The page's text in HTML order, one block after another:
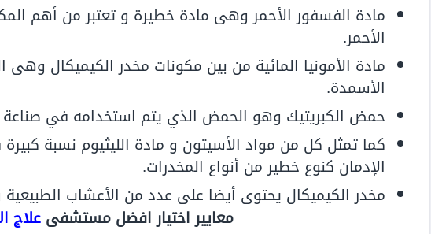
مادة الفسفور الأحمر وهى مادة خطيرة و تعتبر من أهم
الأحمر.
مادة الأمونيا المائية من بين مكونات مخدر الكيميكال
الأسمدة.
حمض الكبريتيك وهو الحمض الذي يتم استخدامه في صناعة
كما تمثل كل من مواد الأسيتون و مادة الليثيوم نسبة
الإدمان كنوع خطير من أنواع المخدرات.
مخدر الكيميكال يحتوى أيضا على عدد من الأعشاب
معايير اختيار افضل مستشفىعلاج